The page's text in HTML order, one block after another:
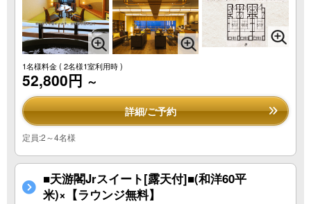
1名様料金( 2名様1室利用時 )
52,800円 ～
詳細/ご予約
定員:2～4名様
■天游閣Jrスイート[露天付]■(和洋60平
米)×【ラウンジ無料】